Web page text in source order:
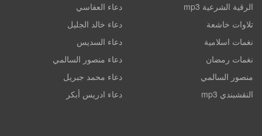
الرقية الشرعية mp3
تلاوات خاشعة
نغمات اسلامية
نغمات رمضان
منصور السالمي
النقشبندي mp3
دعاء العفاسي
دعاء خالد الجليل
دعاء السديس
دعاء منصور السالمي
دعاء محمد جبريل
دعاء ادريس أبكر